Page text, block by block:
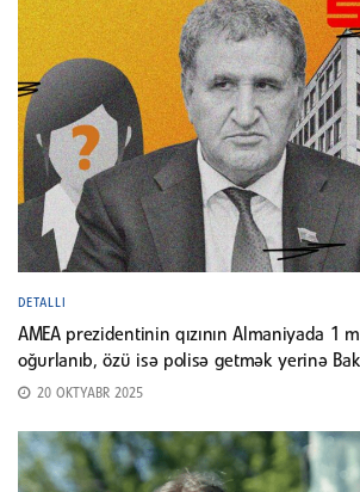
DETALLI
AMEA prezidentinin qızının Almaniyada 1
oğurlanıb, özü isə polisə getmək yerinə
20 OKTYABR 2025